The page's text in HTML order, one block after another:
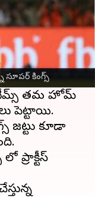
కింగ్స్
మాజీ కెప్టెన్
భాగ్యం చైన్నై
ఐపీఎల్
టీమ్స్ తమ హోమ్
పెట్టాయి.
జట్టు కూడా
ప్రాక్టీస్